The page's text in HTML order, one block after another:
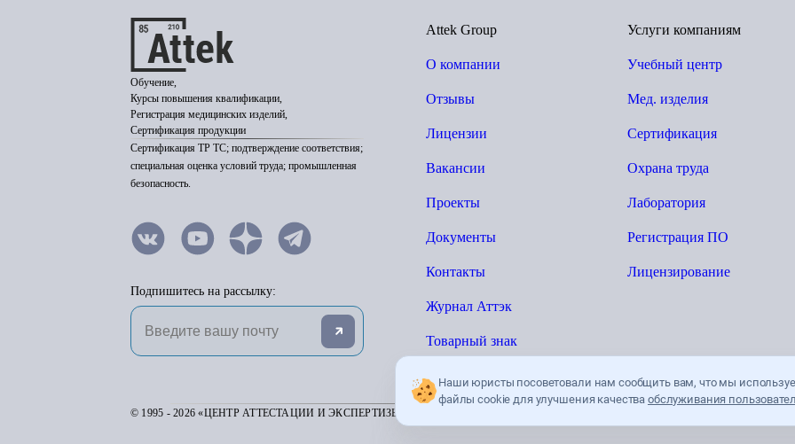
Наши юристы посоветовали нам сообщить вам, что мы
файлы cookie для улучшения качества обслуживания
Обучение,
Курсы повышения квалификации,
Регистрация медицинских изделий,
Сертификация продукции
Сертификация ТР ТС; подтверждение соответствия;
специальная оценка условий труда; промышленная
безопасность.
Подпишитесь на рассылку:
Attek Group
О компании
Отзывы
Лицензии
Вакансии
Проекты
Документы
Контакты
Журнал Аттэк
Товарный знак
Услуги компаниям
Учебный центр
Мед. изделия
Сертификация
Охрана труда
Лаборатория
Регистрация ПО
Лицензирование
© 1995 - 2026 «ЦЕНТР АТТЕСТАЦИИ И ЭКСПЕРТИЗЫ»